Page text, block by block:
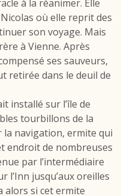
à la réanimer. Elle
où elle reprit des
son voyage. Mais
à Vienne. Après
ses sauveurs,
retirée dans le deuil de
installé sur l’île de
tourbillons de la
navigation, ermite qui
endroit de nombreuses
par l’intermédiaire
l’Inn jusqu’aux oreilles
alors si cet ermite